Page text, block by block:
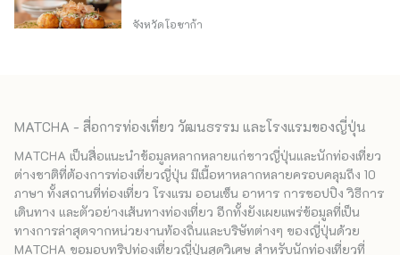
จังหวัดโอซาก้า
MATCHA - สื่อการท่องเที่ยว วัฒนธรรม และโรงแรมของญี่ปุ่น
MATCHA เป็นสื่อแนะนำข้อมูลหลากหลายแก่ชาวญี่ปุ่นและนักท่องเที่ยว
ต่างชาติที่ต้องการท่องเที่ยวญี่ปุ่น มีเนื้อหาหลากหลายครอบคลุมถึง 10
ภาษา ทั้งสถานที่ท่องเที่ยว โรงแรม ออนเซ็น อาหาร การชอปปิง วิธีการ
เดินทาง และตัวอย่างเส้นทางท่องเที่ยว อีกทั้งยังเผยแพร่ข้อมูลที่เป็น
ทางการล่าสุดจากหน่วยงานท้องถิ่นและบริษัทต่างๆ ของญี่ปุ่นด้วย
MATCHA ขอมอบทริปท่องเที่ยวญี่ปุ่นสุดวิเศษ สำหรับนักท่องเที่ยวที่